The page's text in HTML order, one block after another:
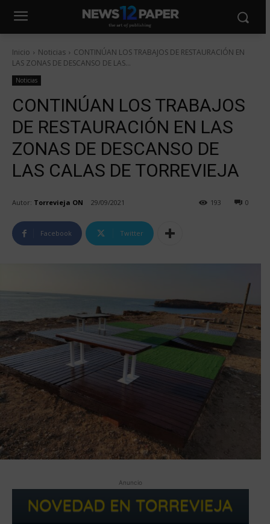
Inicio Noticias
CONTINÚAN LOS TRABAJOS DE RESTAURACIÓN EN
LAS ZONAS DE DESCANSO DE LAS...
Noticias
CONTINÚAN LOS TRABAJOS
DE RESTAURACIÓN EN LAS
ZONAS DE DESCANSO DE
LAS CALAS DE TORREVIEJA
Autor: Torrevieja ON 29/09/2021 0
193
Facebook Twitter
Anuncio